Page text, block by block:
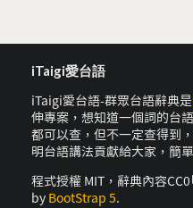
iTaigi愛台語
iTaigi愛台語-群眾台語辭典是
伸專案，想知道一個詞的台
都可以查，但不一定查得到
明台語講法貢獻給大家，簡
程式授權 MIT，辭典內容
by BootStrap 5.